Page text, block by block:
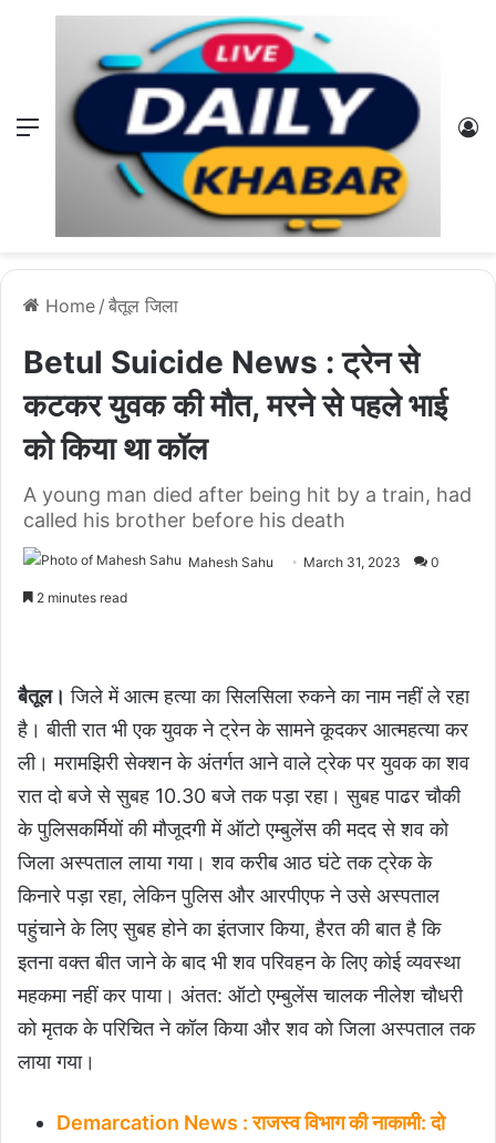
Menu
Home / बैतूल जिला
Betul Suicide News : ट्रेन से
कटकर युवक की मौत, मरने से पहले भाई
को किया था कॉल
A young man died after being hit by a train, had
called his brother before his death
Mahesh Sahu March 31, 2023 0
2 minutes read
बैतूल। जिले में आत्म हत्या का सिलसिला रुकने का नाम नहीं ले रहा
है। बीती रात भी एक युवक ने ट्रेन के सामने कूदकर आत्महत्या कर
ली। मरामझिरी सेक्शन के अंतर्गत आने वाले ट्रेक पर युवक का शव
रात दो बजे से सुबह 10.30 बजे तक पड़ा रहा। सुबह पाढर चौकी
के पुलिसकर्मियों की मौजूदगी में ऑटो एम्बुलेंस की मदद से शव को
जिला अस्पताल लाया गया। शव करीब आठ घंटे तक ट्रेक के
किनारे पड़ा रहा, लेकिन पुलिस और आरपीएफ ने उसे अस्पताल
पहुंचाने के लिए सुबह होने का इंतजार किया, हैरत की बात है कि
इतना वक्त बीत जाने के बाद भी शव परिवहन के लिए कोई व्यवस्था
महकमा नहीं कर पाया। अंतत: ऑटो एम्बुलेंस चालक नीलेश चौधरी
को मृतक के परिचित ने कॉल किया और शव को जिला अस्पताल तक
लाया गया।
Demarcation News : राजस्व विभाग की नाकामी: दो